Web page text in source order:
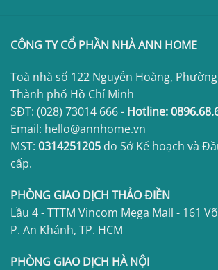
CÔNG TY CỔ PHẦN NHÀ ANN HOME
Toà nhà số 122 Nguyễn Hoàng,
Thành phố Hồ Chí Minh
SĐT: (028) 73014 666- Hotline:
Email: hello@annhome.vn
MST: 0314251205 do Sở Kế hoạch và
cấp.
PHÒNG GIAO DỊCH THẢO ĐIỀN
Lầu 4 - TTTM Vincom Mega Mall - 161
P. An Khánh, TP. HCM
PHÒNG GIAO DỊCH HÀ NỘI